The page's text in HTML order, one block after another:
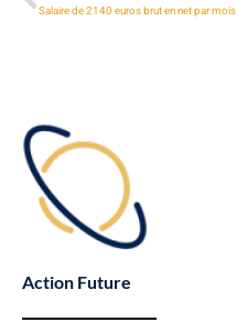
Salaire de 2140 euros brut en net par mois
Action Future